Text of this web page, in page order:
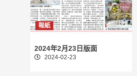
報紙
2024年2月23日版面
2024-02-23